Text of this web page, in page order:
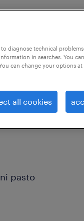
divisione
operante nel
pasto
diagnose technical
in searches. You
can change your options at
all cookies